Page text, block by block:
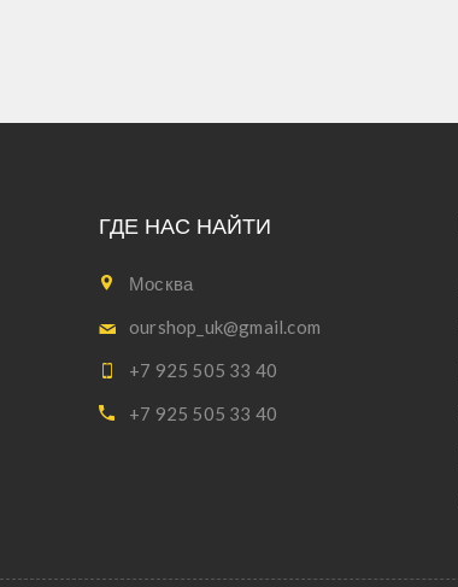
ГДЕ НАС НАЙТИ
Москва
ourshop_uk@gmail.com
+7 925 505 33 40
+7 925 505 33 40